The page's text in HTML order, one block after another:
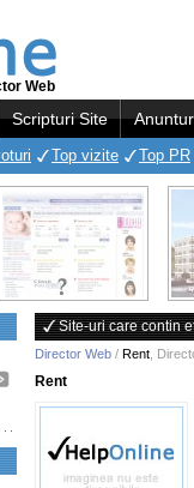
Web
Scripturi Site
Top vizite Top PR
Site-uri care contin
Director Web / Rent
Rent